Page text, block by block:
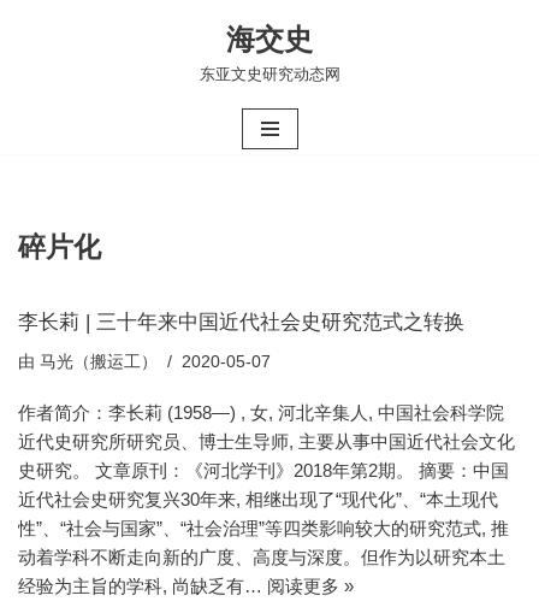
海交史
东亚文史研究动态网
碎片化
李长莉 | 三十年来中国近代社会史研究范式之转换
由 马光（搬运工） 2020-05-07
作者简介：李长莉 (1958—) , 女, 河北辛集人, 中国社会科学院
近代史研究所研究员、博士生导师, 主要从事中国近代社会文化
史研究。 文章原刊：《河北学刊》2018年第2期。 摘要：中国
近代社会史研究复兴30年来, 相继出现了“现代化”、“本土现代
性”、“社会与国家”、“社会治理”等四类影响较大的研究范式, 推
动着学科不断走向新的广度、高度与深度。但作为以研究本土
经验为主旨的学科, 尚缺乏有… 阅读更多 »